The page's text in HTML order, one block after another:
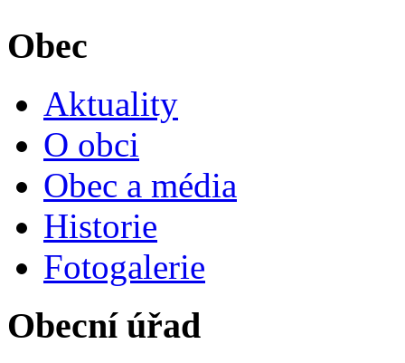
Obec
Aktuality
O obci
Obec a média
Historie
Fotogalerie
Obecní úřad